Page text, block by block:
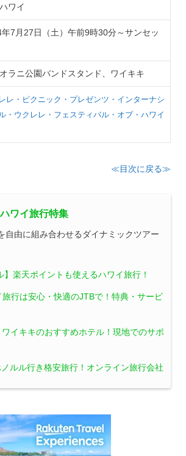
ワイ
年7月27日（土）午前9時30分～サンセッ
ラニ公園バンドスタンド、ワイキキ
レ・ピクニック・プレゼンツ・インターナシ
・ウクレレ・フェスティバル・オブ・ハワイ
≪目次に戻る≫
ワイ旅行特集
自由に組み合わせるダイナミックツアー
】楽天ポイントも使えるハワイ旅行！
旅行は安心・快適のJTBで！特典・サービ
ワイキキのおすすめホテル！現地でのサポ
ノルル行き格安旅行！オンライン旅行会社